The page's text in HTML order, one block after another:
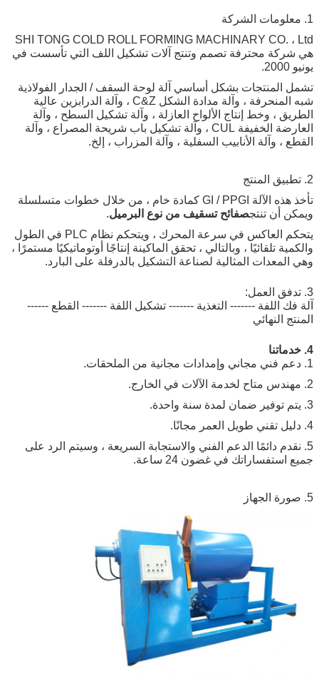
1. معلومات الشركة
SHI TONG COLD ROLL FORMING MACHINARY CO. ، Ltd
هي شركة محترفة تصمم وتنتج آلات تشكيل اللف التي تأسست في
يونيو 2000.
تشمل المنتجات بشكل أساسي آلة لوحة السقف / الجدار الفولاذية
شبه المنحرفة ، وآلة مدادة الشكل C&Z ، وآلة الدرابزين عالية
الطريق ، وخط إنتاج الألواح العازلة ، وآلة تشكيل السطح ، وآلة
العارضة الخفيفة CUL ، وآلة تشكيل باب شريحة المصراع ، وآلة
القطع ، وآلة الأنابيب السفلية ، وآلة المزراب ، إلخ.
2. تطبيق المنتج
تأخذ هذه الآلة GI / PPGI كمادة خام ، من خلال خطوات متسلسلة
ويمكن أن تنتجصفائح تسقيف من نوع البرميل.
يتحكم العاكس في سرعة المحرك ، ويتحكم نظام PLC في الطول
والكمية تلقائيًا ، وبالتالي ، تحقق الماكينة إنتاجًا أوتوماتيكيًا مستمرًا ،
وهي المعدات المثالية لصناعة التشكيل بالدرفلة على البارد.
3. تدفق العمل:
آلة فك اللفة ------- التغذية ------- تشكيل اللفة ------- القطع ------
المنتج النهائي
4. خدماتنا
1. دعم فني مجاني وإمدادات مجانية من الملحقات.
2. مهندس متاح لخدمة الآلات في الخارج.
3. يتم توفير ضمان لمدة سنة واحدة.
4. دليل تقني طويل العمر مجانًا.
5. نقدم دائمًا الدعم الفني والاستجابة السريعة ، وسيتم الرد على
جميع استفساراتك في غضون 24 ساعة.
5. صورة الجهاز